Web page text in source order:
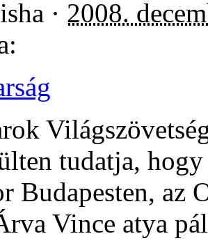
· 2008.
tudatja,
Budapesten, az
Vince atya